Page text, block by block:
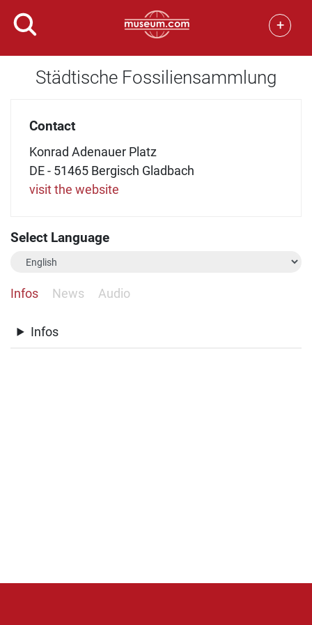
+
Städtische Fossiliensammlung
Contact
Konrad Adenauer Platz
DE - 51465 Bergisch Gladbach
visit the website
Select Language
Infos News Audio
Infos